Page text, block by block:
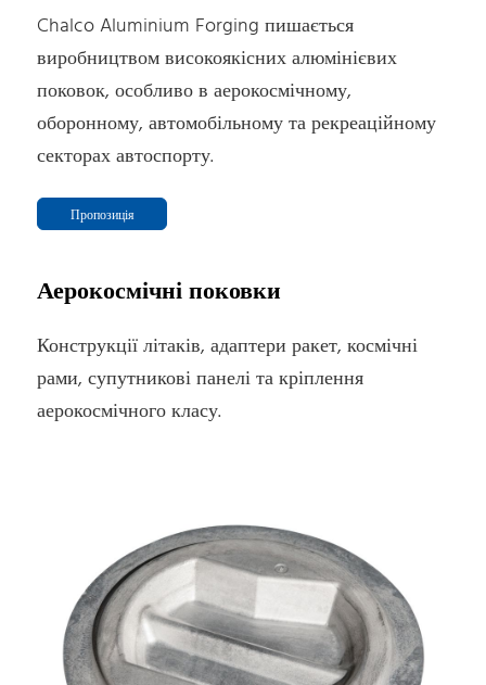
Chalco Aluminium Forging пишається
виробництвом високоякісних алюмінієвих
поковок, особливо в аерокосмічному,
оборонному, автомобільному та рекреаційному
секторах автоспорту.
Пропозиція
Аерокосмічні поковки
Конструкції літаків, адаптери ракет, космічні
рами, супутникові панелі та кріплення
аерокосмічного класу.